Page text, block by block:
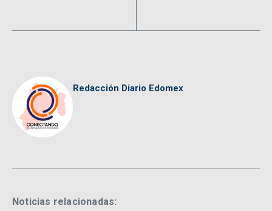
Redacción Diario Edomex
Noticias relacionadas: